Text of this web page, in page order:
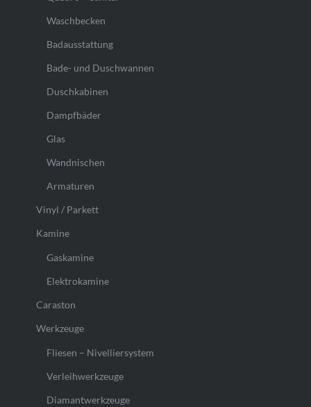
Waschbecken
Badausstattung
Bade- und Duschwannen
Duschkabinen
Dampfbäder
Glas
Wandnischen
Armaturen
Vinyl / Parkett
Kamine
Gaskamine
Elektrokamine
Caraston
Werkzeuge
Fliesen – Nivelliersystem
Verleihwerkzeuge
Diamantwerkzeuge